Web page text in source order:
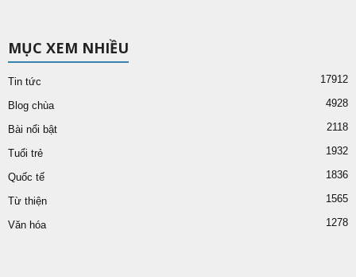
MỤC XEM NHIỀU
Tin tức 17912
Blog chùa 4928
Bài nổi bật 2118
Tuổi trẻ 1932
Quốc tế 1836
Từ thiện 1565
Văn hóa 1278